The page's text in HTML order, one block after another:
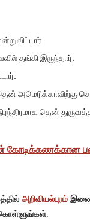
தங்கி இருந்தார்.
அமெரிக்காவிற்கு
தென்
கோடிக்கணக்கான
அறிவியல்புரம்
கொள்ளுங்கள்.